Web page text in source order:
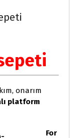
onarım
platform
For